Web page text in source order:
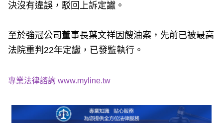
決沒有違誤，駁回上訴定讞。
至於強冠公司董事長葉文祥因餿油案，先前已被最高
法院重判22年定讞，已發監執行。
專業法律諮詢www.myline.tw